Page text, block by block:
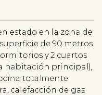
estado en la zona de
de 90 metros
y 2 cuartos
habitación principal),
totalmente
calefacción de gas